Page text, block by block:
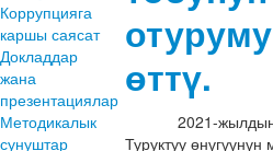
Коррупцияга
каршы саясат
Докладдар
жана
презентациялар
Методикалык
сунуштар
өттү.
2021-жылдын
Туруктуу